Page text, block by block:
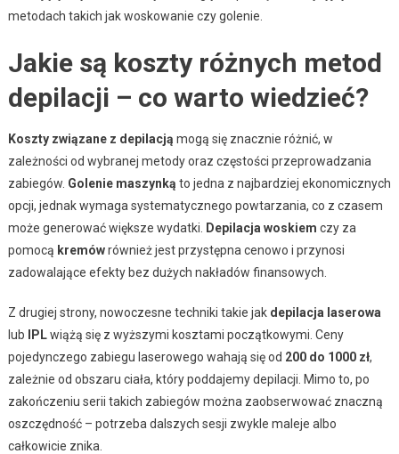
metodach takich jak woskowanie czy golenie.
Jakie są koszty różnych metod
depilacji – co warto wiedzieć?
Koszty związane z depilacją mogą się znacznie różnić, w
zależności od wybranej metody oraz częstości przeprowadzania
zabiegów. Golenie maszynką to jedna z najbardziej ekonomicznych
opcji, jednak wymaga systematycznego powtarzania, co z czasem
może generować większe wydatki.
Depilacja woskiem czy za
pomocą kremówrównież jest przystępna cenowo i przynosi
zadowalające efekty bez dużych nakładów finansowych.
Z drugiej strony, nowoczesne techniki takie jak depilacja laserowa
lub
IPLwiążą się z wyższymi kosztami początkowymi. Ceny
pojedynczego zabiegu laserowego wahają się od 200 do 1000 zł,
zależnie od obszaru ciała, który poddajemy depilacji. Mimo to, po
zakończeniu serii takich zabiegów można zaobserwować znaczną
oszczędność – potrzeba dalszych sesji zwykle maleje albo
całkowicie znika.